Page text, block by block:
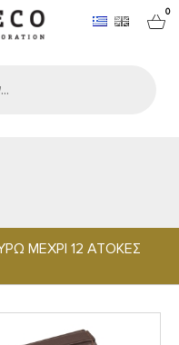
0
ΜΕΧΡΙ 12 ΑΤΟΚΕΣ